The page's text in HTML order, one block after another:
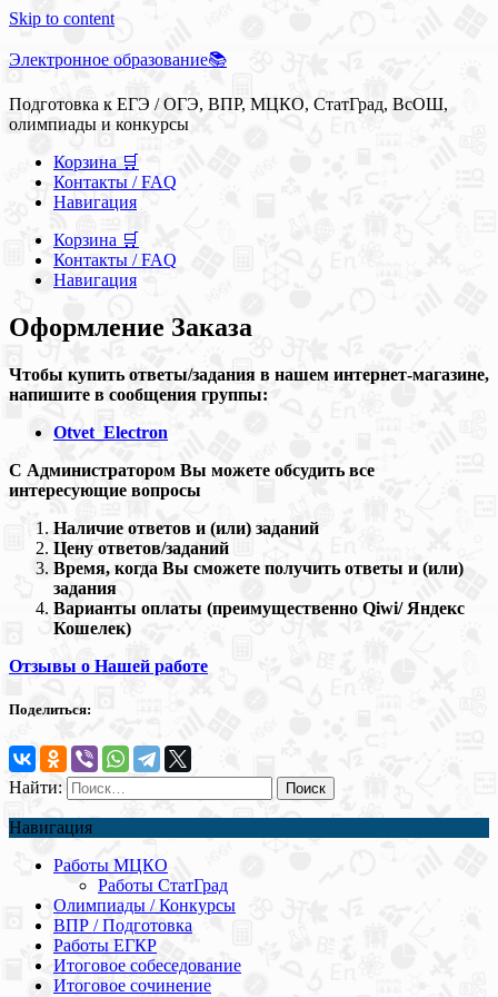
Skip to content
Электронное образование📚
Подготовка к ЕГЭ / ОГЭ, ВПР, МЦКО, СтатГрад, ВсОШ,
олимпиады и конкурсы
Корзина 🛒
Контакты / FAQ
Навигация
Корзина 🛒
Контакты / FAQ
Навигация
Оформление Заказа
Чтобы купить ответы/задания в нашем интернет-магазине,
напишите в сообщения группы:
Otvet_Electron
С Администратором Вы можете обсудить все
интересующие вопросы
Наличие ответов и (или) заданий
Цену ответов/заданий
Время, когда Вы сможете получить ответы и (или)
задания
Варианты оплаты (преимущественно Qiwi/ Яндекс
Кошелек)
Отзывы о Нашей работе
Поделиться:
Найти:
Навигация
Работы МЦКО
Работы СтатГрад
Олимпиады / Конкурсы
ВПР / Подготовка
Работы ЕГКР
Итоговое собеседование
Итоговое сочинение